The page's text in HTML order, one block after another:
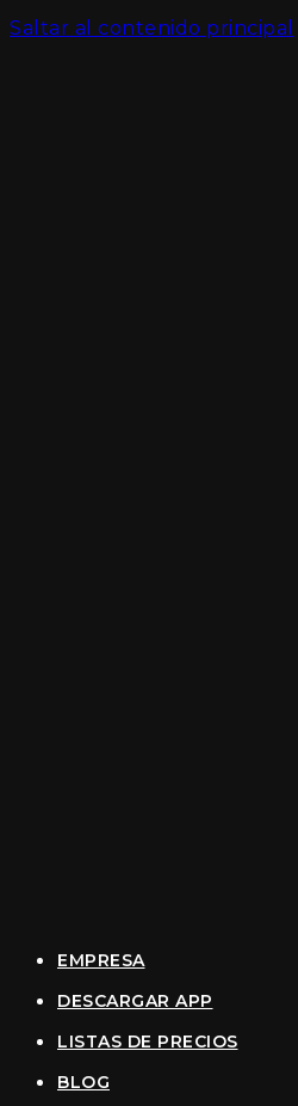
Saltar al contenido principal
EMPRESA
DESCARGAR APP
LISTAS DE PRECIOS
BLOG